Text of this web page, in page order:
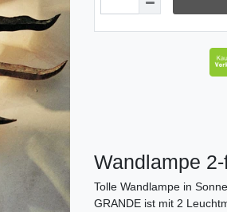
Wandlampe
Tolle Wandlampe in
GRANDE ist mit 2